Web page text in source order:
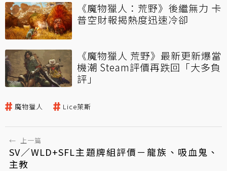
《魔物獵人：荒野》後繼無力 卡
普空財報揭熱度迅速冷卻
《魔物獵人 荒野》最新更新爆當
機潮 Steam評價再跌回「大多負
評」
魔物獵人 Lice萊斯
← 上一篇
SV／WLD+SFL主題牌組評價－龍族、吸血鬼、
主教